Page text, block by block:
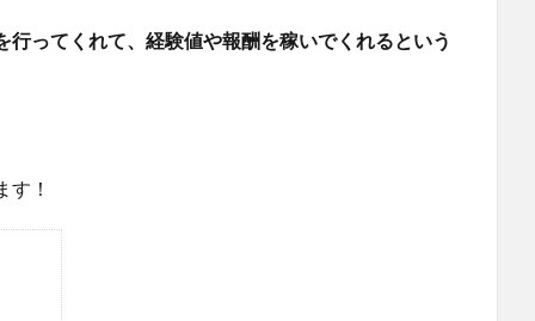
ってくれて、経験値や報酬を稼いでくれるという
す！